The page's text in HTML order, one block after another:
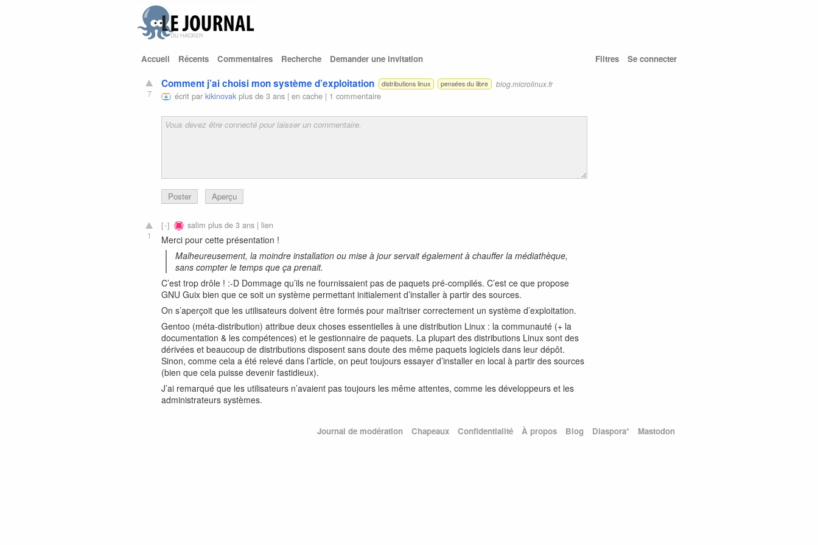
Accueil Récents Commentaires Recherche Demander une invitation Filtres Se connecter
7
Comment j’ai choisi mon système d’exploitation distributions linux pensées du libre blog.microlinux.fr
écrit parkikinovak plus de 3 ans |en cache | 1 commentaire
Poster Aperçu
1
salim plus de 3 ans | lien
Merci pour cette présentation !
Malheureusement, la moindre installation ou mise à jour servait également à chauffer la médiathèque,
sans compter le temps que ça prenait.
C’est trop drôle ! :-D Dommage qu’ils ne fournissaient pas de paquets pré-compilés. C’est ce que propose
GNU Guix bien que ce soit un système permettant initialement d’installer à partir des sources.
On s’aperçoit que les utilisateurs doivent être formés pour maîtriser correctement un système d’exploitation.
Gentoo (méta-distribution) attribue deux choses essentielles à une distribution Linux : la communauté (+ la
documentation & les compétences) et le gestionnaire de paquets. La plupart des distributions Linux sont des
dérivées et beaucoup de distributions disposent sans doute des même paquets logiciels dans leur dépôt.
Sinon, comme cela a été relevé dans l’article, on peut toujours essayer d’installer en local à partir des sources
(bien que cela puisse devenir fastidieux).
J’ai remarqué que les utilisateurs n’avaient pas toujours les même attentes, comme les développeurs et les
administrateurs systèmes.
Journal de modération Chapeaux Confidentialité À propos Blog Diaspora* Mastodon